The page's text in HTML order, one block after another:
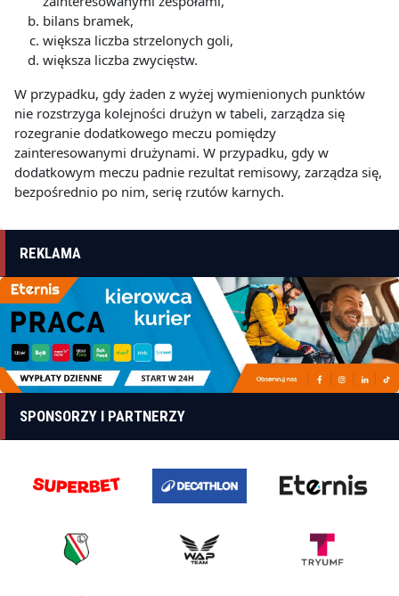
bilans bramek,
większa liczba strzelonych goli,
większa liczba zwycięstw.
W przypadku, gdy żaden z wyżej wymienionych punktów
nie rozstrzyga kolejności drużyn w tabeli, zarządza się
rozegranie dodatkowego meczu pomiędzy
zainteresowanymi drużynami. W przypadku, gdy w
dodatkowym meczu padnie rezultat remisowy, zarządza się,
bezpośrednio po nim, serię rzutów karnych.
REKLAMA
SPONSORZY I PARTNERZY